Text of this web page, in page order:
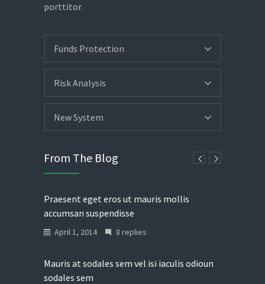
porttitor.
Funds Protection
Risk Analysis
New System
From The Blog
Praesent eget eros ut mauris mollis
accumsan suspendisse
April 1, 2014 8 replies
Mauris at sodales sem vel isi iaculis odioun
sodales sem